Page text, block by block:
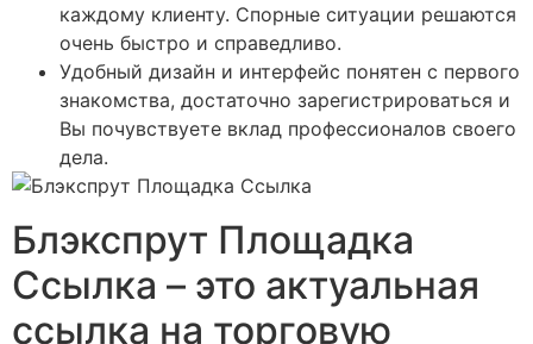
каждому клиенту. Спорные ситуации решаются
очень быстро и справедливо.
Удобный дизайн и интерфейс понятен с первого
знакомства, достаточно зарегистрироваться и
Вы почувствуете вклад профессионалов своего
дела.
Блэкспрут Площадка
Ссылка – это актуальная
ссылка на торговую